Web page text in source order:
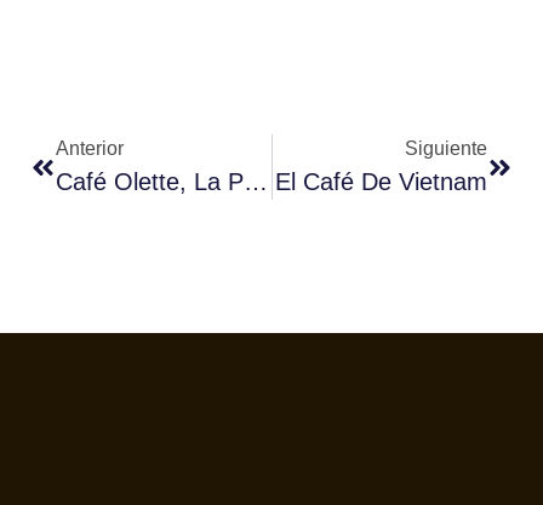
Anterior
Café Olette, La Primera Cafetera De La Historia
Siguiente
El Café De Vietnam